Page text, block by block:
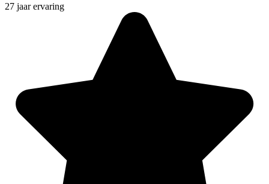
27 jaar ervaring